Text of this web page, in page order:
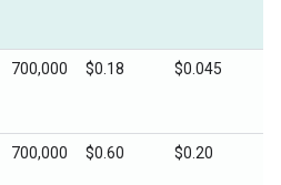
700,000 $0.18 $0.045
700,000 $0.60 $0.20